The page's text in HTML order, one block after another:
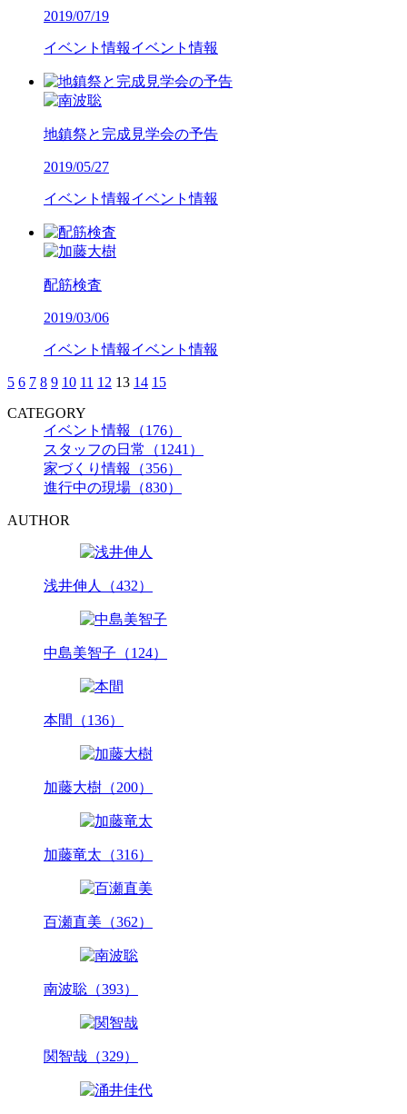
2019/07/19
イベント情報イベント情報
地鎮祭と完成見学会の予告
2019/05/27
イベント情報イベント情報
配筋検査
2019/03/06
イベント情報イベント情報
5 6 7 8 9 10 11 12 13 14 15
CATEGORY
イベント情報（176）
スタッフの日常（1241）
家づくり情報（356）
進行中の現場（830）
AUTHOR
浅井伸人（432）
中島美智子（124）
本間（136）
加藤大樹（200）
加藤竜太（316）
百瀬直美（362）
南波聡（393）
関智哉（329）